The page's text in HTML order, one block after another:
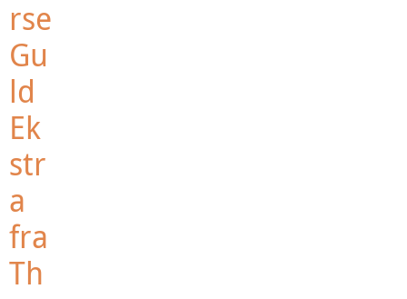
rse
Gu
ld
Ek
str
a
fra
Th